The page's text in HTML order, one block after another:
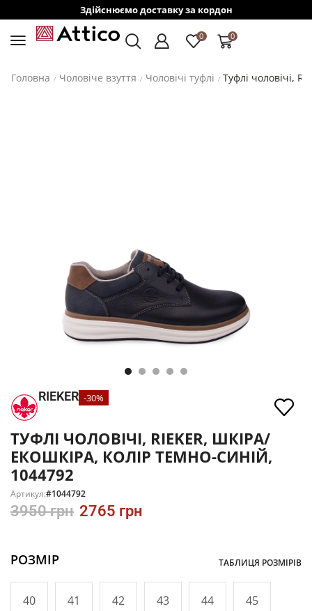
Здійснюємо доставку за кордон
0 0
Головна / Чоловіче взуття / Чоловічі туфлі / Туфлі чоловічі,
RIEKER -30%
ТУФЛІ ЧОЛОВІЧІ, RIEKER, ШКІРА/
ЕКОШКІРА, КОЛІР ТЕМНО-СИНІЙ,
1044792
Артикул:#1044792
3950грн 2765 грн
РОЗМІР ТАБЛИЦЯ РОЗМІРІВ
40 41 42 43 44 45